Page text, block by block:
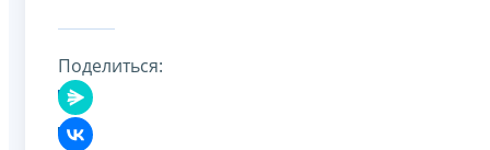
Поделиться: